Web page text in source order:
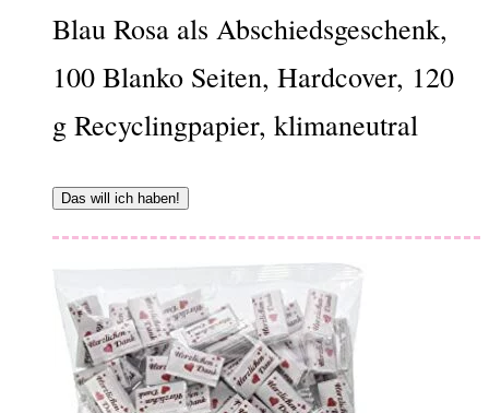
Blau Rosa als Abschiedsgeschenk,
100 Blanko Seiten, Hardcover, 120
g Recyclingpapier, klimaneutral
Das will ich haben!